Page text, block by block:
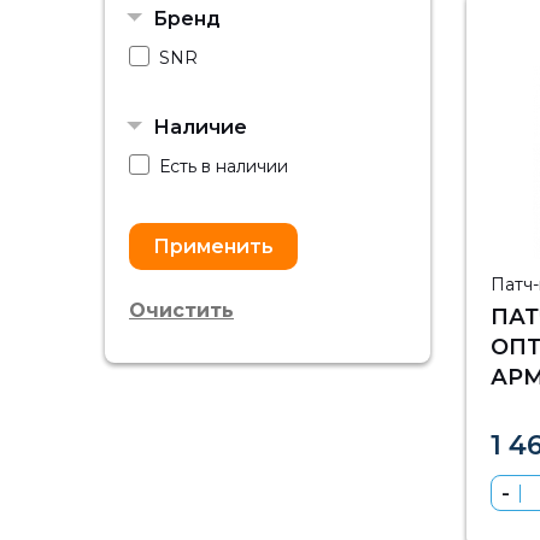
1
Бренд
SNR
Наличие
Есть в наличии
Очистить